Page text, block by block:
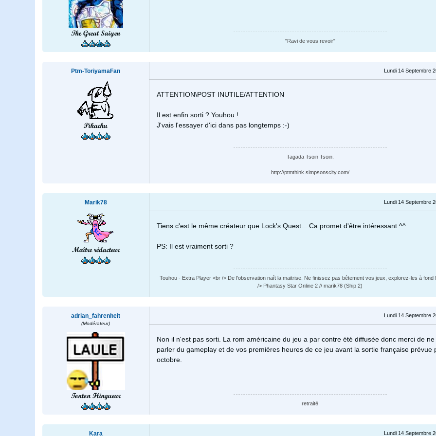
The Great Saiyen
"Ravi de vous revoir"
Ptm-ToriyamaFan
Pikachu
Lundi 14 Septembre
ATTENTION\POST INUTILE/ATTENTION
Il est enfin sorti ? Youhou !
J'vais l'essayer d'ici dans pas longtemps :-)
Tagada Tsoin Tsoin.
http://ptmthink.simpsonscity.com/
Marik78
Maître rédacteur
Lundi 14 Septembre
Tiens c'est le même créateur que Lock's Quest... Ca promet d'être intéressant ^^
PS: Il est vraiment sorti ?
Touhou - Extra Player <br /> De l'observation naît la maitrise. Ne finissez pas bêtement vos jeux, explorez-les à fond
/> Phantasy Star Online 2 // marik78 (Ship 2)
adrian_fahrenheit
(Modérateur)
Tonton Flingueur
Lundi 14 Septembre
Non il n'est pas sorti. La rom américaine du jeu a par contre été diffusée donc merci de ne
parler du gameplay et de vos premières heures de ce jeu avant la sortie française prévue
octobre.
retraité
Kara Lundi 14 Septembre